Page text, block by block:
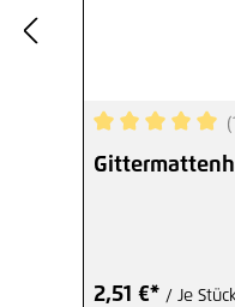
2,51 €* / Je